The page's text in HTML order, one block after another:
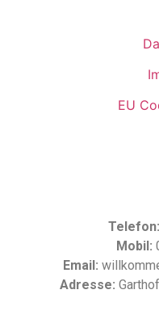
Telefon:
Mobil:
Email:
Adresse:
EU